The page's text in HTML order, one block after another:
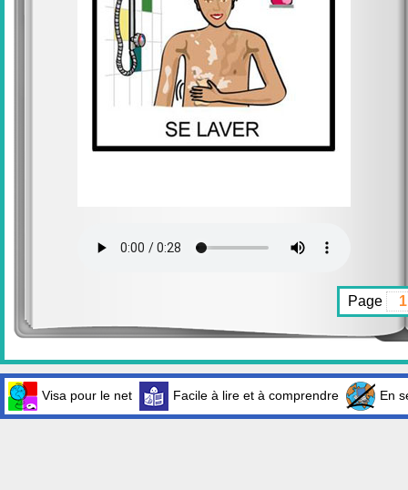
Page
Visa pour le net Facile à lire et à comprendre En